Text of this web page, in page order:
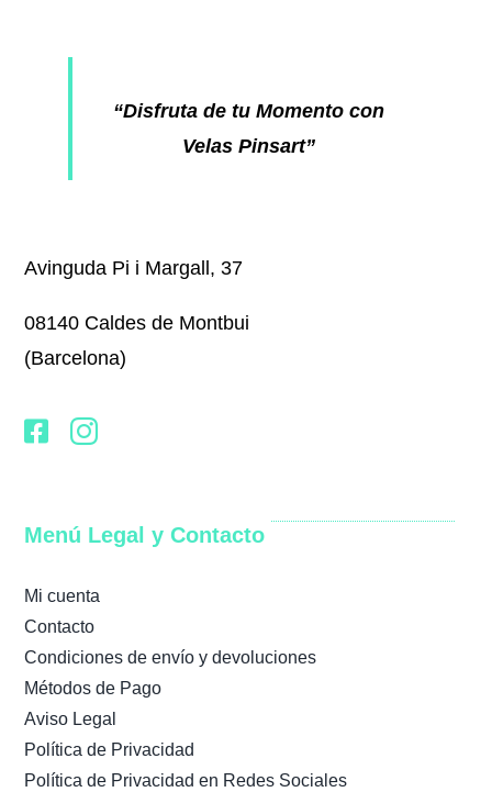
“Disfruta de tu Momento con
Velas Pinsart”
Avinguda Pi i Margall, 37
08140 Caldes de Montbui
(Barcelona)
Menú Legal y Contacto
Mi cuenta
Contacto
Condiciones de envío y devoluciones
Métodos de Pago
Aviso Legal
Política de Privacidad
Política de Privacidad en Redes Sociales